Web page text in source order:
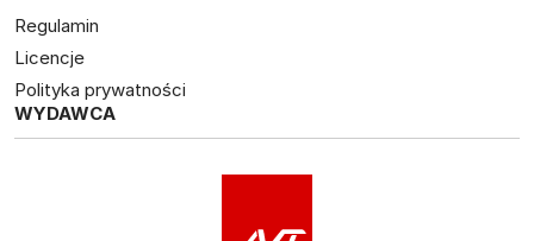
Regulamin
Licencje
Polityka prywatności
WYDAWCA